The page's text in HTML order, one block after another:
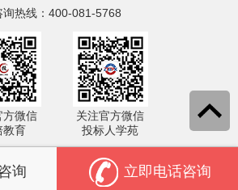
询热线：400-081-5768
方微信
教育
关注官方微信
投标人学苑
询 立即电话咨询